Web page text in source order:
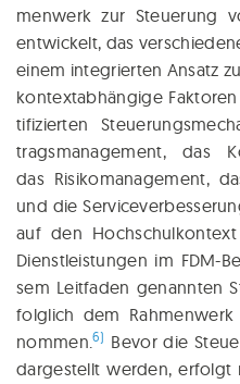
men­werk zur Steue­rung
ent­wi­ckelt, das
einem inte­grier­ten Ansatz
kon­text­ab­hän­gi­ge
ti­fi­zier­ten
trags­ma­nage­ment, das
das Risi­ko­ma­nage­ment,
und die
auf den
Dienstleis­tungen im FDM-
sem Leit­fa­den genann­ten
folg­lich dem
nom­men.6) Bevor die
dar­ge­stellt wer­den,